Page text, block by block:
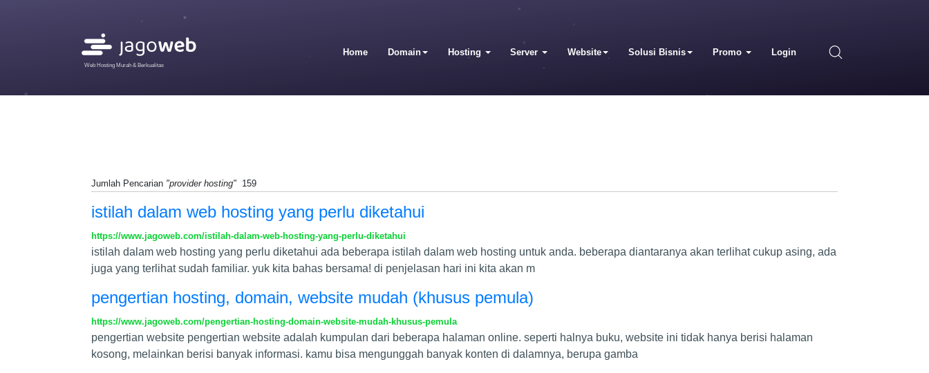
Web Hosting Murah & Berkualitas
Home Domain Hosting Server Website Solusi Bisnis Promo Login
Jumlah Pencarian "provider hosting" 159
istilah dalam web hosting yang perlu diketahui
https://www.jagoweb.com/istilah-dalam-web-hosting-yang-perlu-diketahui
istilah dalam web hosting yang perlu diketahui ada beberapa istilah dalam web hosting untuk anda. beberapa diantaranya akan terlihat cukup asing, ada
juga yang terlihat sudah familiar. yuk kita bahas bersama! di penjelasan hari ini kita akan m
pengertian hosting, domain, website mudah (khusus pemula)
https://www.jagoweb.com/pengertian-hosting-domain-website-mudah-khusus-pemula
pengertian website pengertian website adalah kumpulan dari beberapa halaman online. seperti halnya buku, website ini tidak hanya berisi halaman
kosong, melainkan berisi banyak informasi. kamu bisa mengunggah banyak konten di dalamnya, berupa gamba